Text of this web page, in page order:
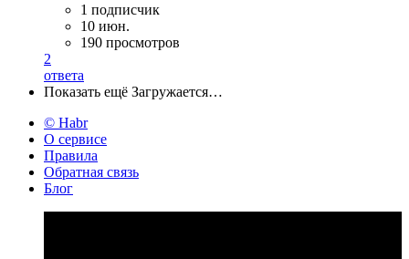
1 подписчик
10 июн.
190 просмотров
2
ответа
Показать ещё Загружается…
© Habr
О сервисе
Правила
Обратная связь
Блог